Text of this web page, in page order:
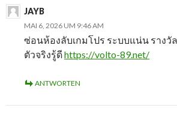
JAYB
MAI 6, 2026 UM 9:46 AM
ซ่อนห้องลับเกมโปร ระบบแน่น ราง
ตัวจริงรู้ดีhttps://volto-89.net/
ANTWORTEN